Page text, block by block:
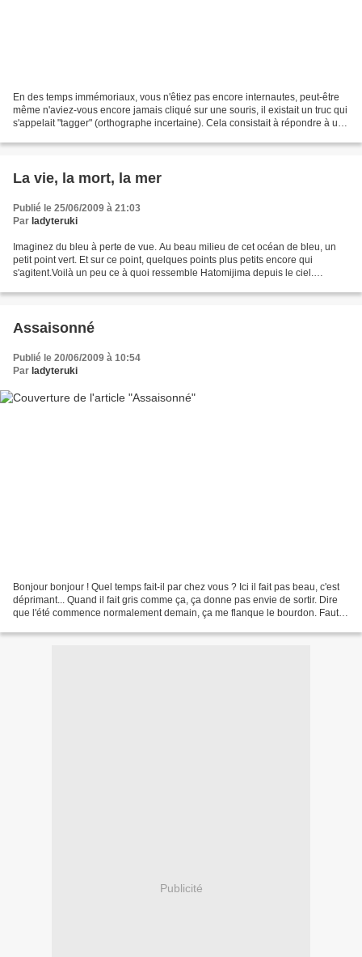
En des temps immémoriaux, vous n'êtiez pas encore internautes, peut-être
même n'aviez-vous encore jamais cliqué sur une souris, il existait un truc qui
s'appelait "tagger" (orthographe incertaine). Cela consistait à répondre à un
La vie, la mort, la mer
Publié le 25/06/2009 à 21:03
Par ladyteruki
Imaginez du bleu à perte de vue. Au beau milieu de cet océan de bleu, un
petit point vert. Et sur ce point, quelques points plus petits encore qui
s'agitent.Voilà un peu ce à quoi ressemble Hatomijima depuis le ciel.
Assaisonné
Publié le 20/06/2009 à 10:54
Par ladyteruki
Bonjour bonjour ! Quel temps fait-il par chez vous ? Ici il fait pas beau, c'est
déprimant... Quand il fait gris comme ça, ça donne pas envie de sortir. Dire
que l'été commence normalement demain, ça me flanque le bourdon. Faut
Publicité